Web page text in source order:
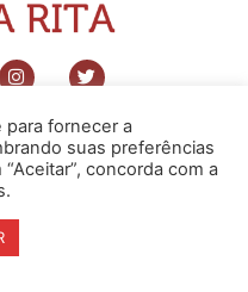
Online2025
reservados
para fornecer a
suas preferências
concorda com a